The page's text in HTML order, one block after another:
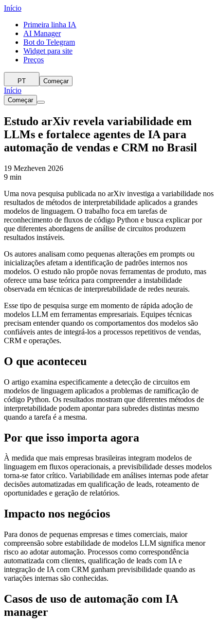
Início
Primeira linha IA
AI Manager
Bot do Telegram
Widget para site
Preços
PT Começar
Início
Começar
Estudo arXiv revela variabilidade em
LLMs e fortalece agentes de IA para
automação de vendas e CRM no Brasil
19 Mezheven 2026
9 min
Uma nova pesquisa publicada no arXiv investiga a variabilidade nos
resultados de métodos de interpretabilidade aplicados a grandes
modelos de linguagem. O trabalho foca em tarefas de
reconhecimento de fluxos de código Python e busca explicar por
que diferentes abordagens de análise de circuitos produzem
resultados instáveis.
Os autores analisam como pequenas alterações em prompts ou
inicializações afetam a identificação de padrões internos nos
modelos. O estudo não propõe novas ferramentas de produto, mas
oferece uma base teórica para compreender a instabilidade
observada em técnicas de interpretabilidade de redes neurais.
Esse tipo de pesquisa surge em momento de rápida adoção de
modelos LLM em ferramentas empresariais. Equipes técnicas
precisam entender quando os comportamentos dos modelos são
confiáveis antes de integrá-los a processos repetitivos de vendas,
CRM e operações.
O que aconteceu
O artigo examina especificamente a detecção de circuitos em
modelos de linguagem aplicados a problemas de ramificação de
código Python. Os resultados mostram que diferentes métodos de
interpretabilidade podem apontar para subredes distintas mesmo
quando a tarefa é a mesma.
Por que isso importa agora
À medida que mais empresas brasileiras integram modelos de
linguagem em fluxos operacionais, a previsibilidade desses modelos
torna-se fator crítico. Variabilidade em análises internas pode afetar
decisões automatizadas em qualificação de leads, roteamento de
oportunidades e geração de relatórios.
Impacto nos negócios
Para donos de pequenas empresas e times comerciais, maior
compreensão sobre estabilidade de modelos LLM significa menor
risco ao adotar automação. Processos como correspondência
automatizada com clientes, qualificação de leads com IA e
integração de IA com CRM ganham previsibilidade quando as
variações internas são conhecidas.
Casos de uso de automação com IA
manager